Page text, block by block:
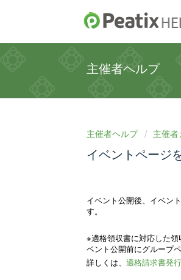
主催者ヘルプ
主催者ヘルプ 主催者
イベントページ
イベント公開後、イベン
す。
※適格領収書に対応した
ベント公開前にグループ
詳しくは、 適格請求書発